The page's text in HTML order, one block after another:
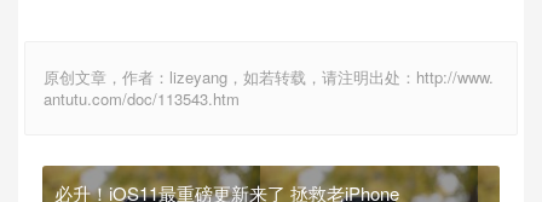
原创文章，作者：lizeyang，如若转载，请注明出处：http://www.
antutu.com/doc/113543.htm
必升！iOS11最重磅更新来了 拯救老iPhone